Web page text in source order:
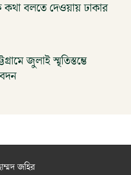
কথা বলতে দেওয়ায় ঢাকার
জুলাই স্মৃতিস্তম্ভে
জহির